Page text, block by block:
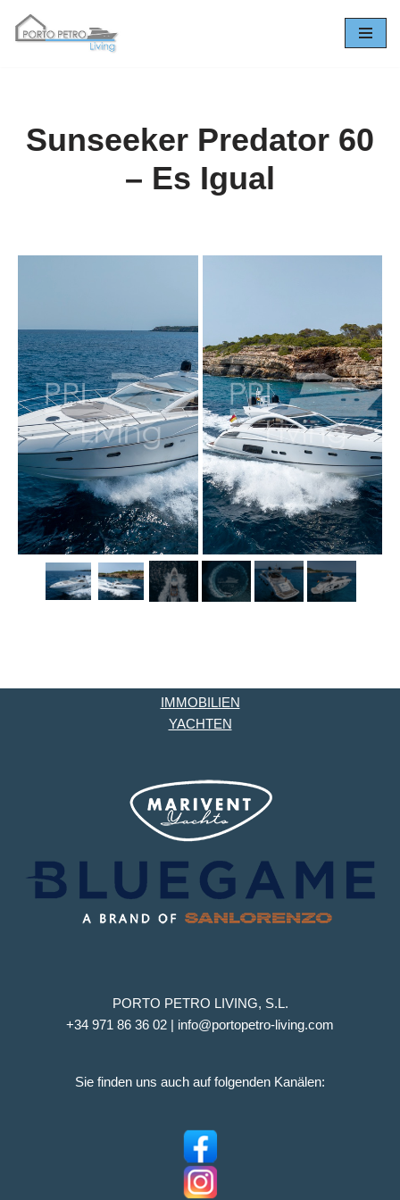
Sunseeker Predator 60
– Es Igual
IMMOBILIEN
YACHTEN
PORTO PETRO LIVING, S.L.
+34 971 86 36 02 | info@portopetro-living.com
Sie finden uns auch auf folgenden Kanälen: